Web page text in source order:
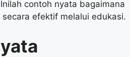
contoh nyata bagaimana
efektif melalui edukasi.